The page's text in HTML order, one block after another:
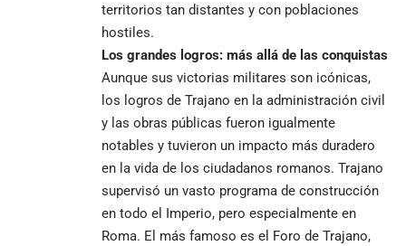
territorios tan distantes y con poblaciones
hostiles.
Los grandes logros: más allá de las conquistas
Aunque sus victorias militares son icónicas,
los logros de Trajano en la administración civil
y las obras públicas fueron igualmente
notables y tuvieron un impacto más duradero
en la vida de los ciudadanos romanos. Trajano
supervisó un vasto programa de construcción
en todo el Imperio, pero especialmente en
Roma. El más famoso es el Foro de Trajano,